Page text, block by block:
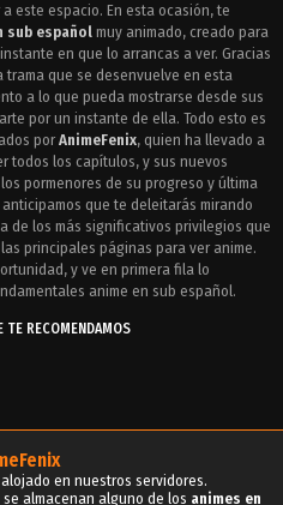
este espacio. En esta ocasión, te
sub español muy animado, creado para
en que lo arrancas a ver. Gracias
que se desenvuelve en esta
a lo que pueda mostrarse desde sus
por un instante de ella. Todo esto es
porAnimeFenix, quien ha llevado a
todos los capítulos, y sus nuevos
pormenores de su progreso y última
que te deleitarás mirando
de los más significativos privilegios que
principales páginas para ver anime.
y ve en primera fila lo
anime en sub español.
TE RECOMENDAMOS
en nuestros servidores.
se almacenan alguno de los animes en